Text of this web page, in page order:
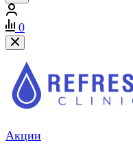
0
Акции